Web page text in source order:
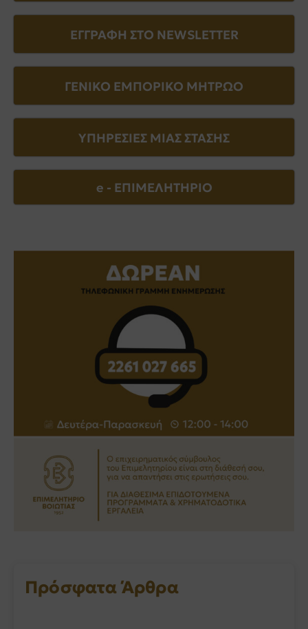
ΕΓΓΡΑΦΗ ΣΤΟ NEWSLETTER
ΓΕΝΙΚΟ ΕΜΠΟΡΙΚΟ ΜΗΤΡΩΟ
ΥΠΗΡΕΣΙΕΣ ΜΙΑΣ ΣΤΑΣΗΣ
e - EΠΙΜΕΛΗΤΗΡΙΟ
Πρόσφατα Άρθρα